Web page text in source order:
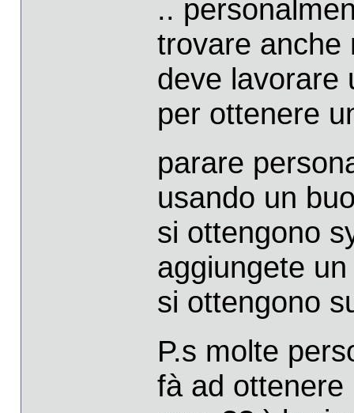
..
trovare anche
deve lavorare
per ottenere
parare
usando un
si ottengono
aggiungete
si ottengono
P.s molte
fà ad ottenere